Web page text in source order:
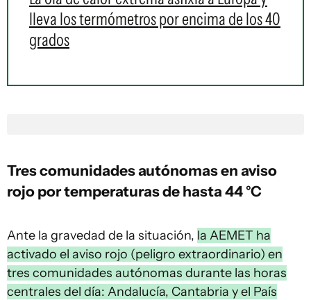
lleva los termómetros por encima de los 40
grados
Tres comunidades autónomas en aviso
rojo por temperaturas de hasta 44 °C
Ante la gravedad de la situación, la AEMET ha
activado el aviso rojo (peligro extraordinario) en
tres comunidades autónomas durante las horas
centrales del día: Andalucía, Cantabria y el País